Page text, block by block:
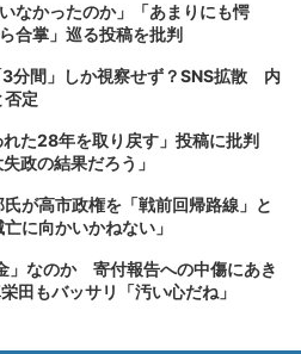
なかったのか」「あまりにも愕
合掌」巡る投稿を批判
分間」しか視察せず？SNS拡散 内
定
れた28年を取り戻す」投稿に批判
政の結果だろう」
が高市政権を「戦前回帰路線」と
に向かいかねない」
」なのか 寄付報告への中傷にあき
田もバッサリ「汚い心だね」